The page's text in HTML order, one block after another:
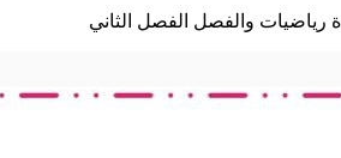
رياضيات والفصل الفصل الثاني